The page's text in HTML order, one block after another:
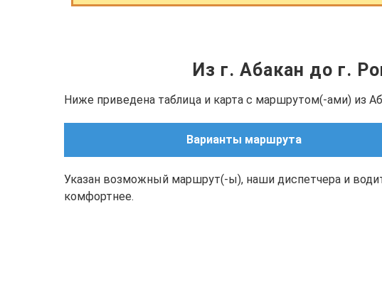
Из г. Абакан до г.
Ниже приведена таблица и карта с маршрутом(-ами) из
Варианты маршрута
Указан возможный маршрут(-ы), наши диспетчера и
комфортнее.